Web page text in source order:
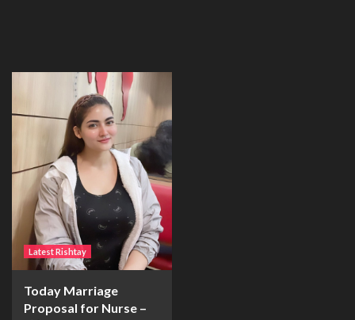
Latest Rishtay
Today Marriage
Proposal for Nurse –